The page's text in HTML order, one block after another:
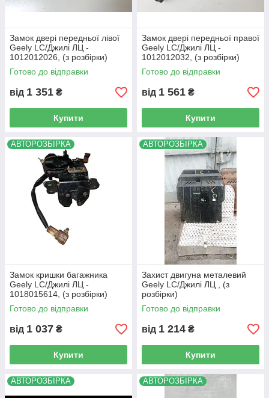
Замок двері передньої лівої
Geely LC/Джилі ЛЦ -
1012012026, (з розбірки)
Готово до відправки
від 1 351 ₴
Купити
Замок двері передньої правої
Geely LC/Джилі ЛЦ -
1012012032, (з розбірки)
Готово до відправки
від 1 561 ₴
Купити
АВТОРОЗБІРКА
Замок кришки багажника
Geely LC/Джилі ЛЦ -
1018015614, (з розбірки)
Готово до відправки
від 1 037 ₴
Купити
АВТОРОЗБІРКА
Захист двигуна металевий
Geely LC/Джилі ЛЦ , (з
розбірки)
Готово до відправки
від 1 214 ₴
Купити
АВТОРОЗБІРКА АВТОРОЗБІРКА